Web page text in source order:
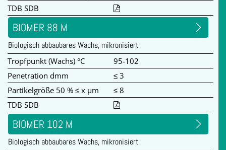
TDB SDB
BIOMER 88 M
Biologisch abbaubares Wachs, mikronisiert
Tropfpunkt (Wachs) °C
95-102
Penetration dmm
≤ 3
Partikelgröße 50 % ≤ x µm
≤ 8
TDB SDB
BIOMER 102 M
Biologisch abbaubares Wachs, mikronisiert